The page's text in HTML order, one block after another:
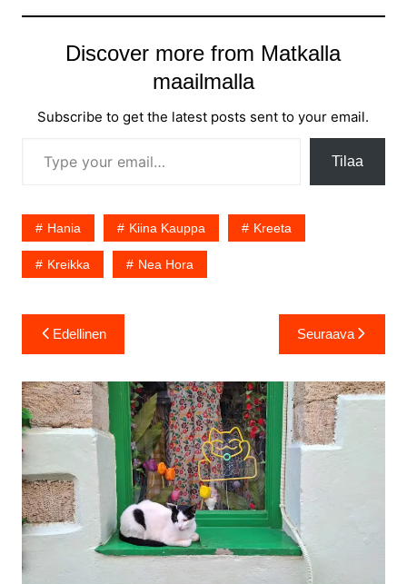
Discover more from Matkalla
maailmalla
Subscribe to get the latest posts sent to your email.
Tilaa
Hania Kiina Kauppa Kreeta
Kreikka Nea Hora
Artikkelien
selaus
Edellinen Seuraava